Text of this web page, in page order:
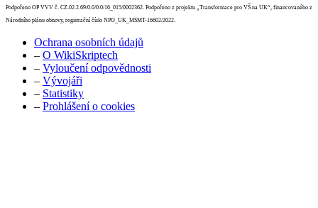
Podpořeno OP VVV č. CZ.02.2.69/0.0/0.0/16_015/0002362. Podpořeno z projektu „Transformace pro VŠ na UK“, financovaného z
Národního plánu obnovy, registrační číslo NPO_UK_MSMT-16602/2022.
Ochrana osobních údajů
– O WikiSkriptech
– Vyloučení odpovědnosti
– Vývojáři
– Statistiky
– Prohlášení o cookies